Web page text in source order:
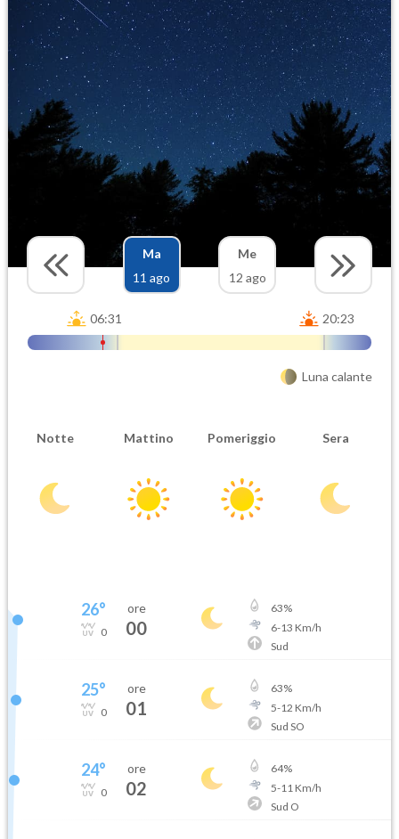
Ma
11 ago
Me
12 ago
06:31 20:23
Luna calante
Notte Mattino Pomeriggio Sera
26°
0
ore
00
63%
6-13 Km/h
Sud
25°
0
ore
01
63%
5-12 Km/h
Sud SO
24°
0
ore
02
64%
5-11 Km/h
Sud O